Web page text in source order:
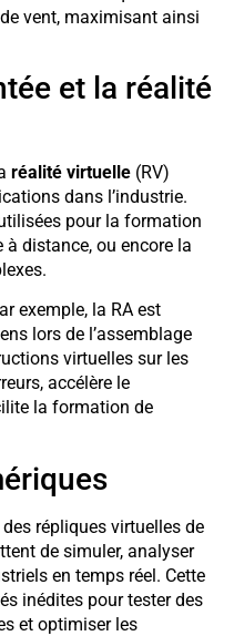
vent, maximisant ainsi
et la réalité
réalité virtuelle (RV)
dans l’industrie.
pour la formation
distance, ou encore la
exemple, la RA est
lors de l’assemblage
virtuelles sur les
accélère le
la formation de
répliques virtuelles de
de simuler, analyser
en temps réel. Cette
inédites pour tester des
et optimiser les